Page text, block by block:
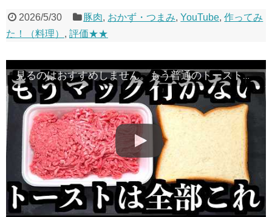
2026/5/30 豚肉, おかず・つまみ,YouTube,作ってみ
た！（料理） , 評価★★
見るのはおすすめしません。もう普通のトーストには戻れなくなるから…